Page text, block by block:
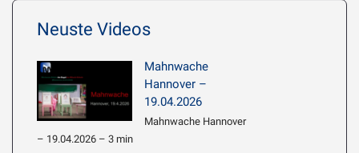
Neuste Videos
Mahnwache
Hannover –
19.04.2026
Mahnwache Hannover
– 19.04.2026 – 3 min